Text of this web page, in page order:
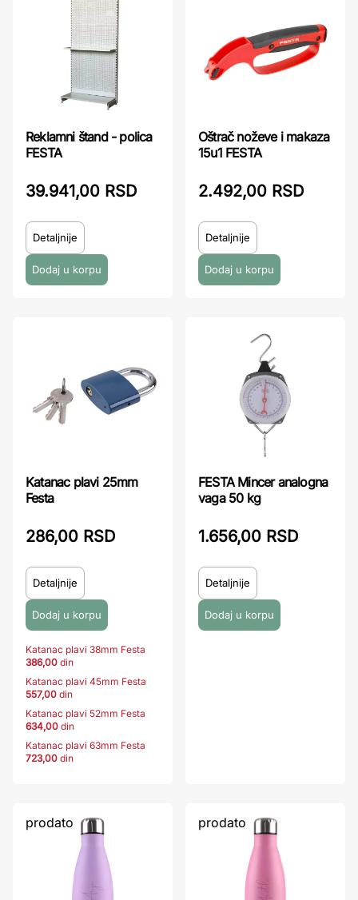
Reklamni štand - polica
FESTA
39.941,00 RSD
Detaljnije
Oštrač noževe i makaza
15u1 FESTA
2.492,00 RSD
Detaljnije
Katanac plavi 25mm
Festa
286,00 RSD
Detaljnije
Katanac plavi 38mm Festa
386,00 din
Katanac plavi 45mm Festa
557,00 din
Katanac plavi 52mm Festa
634,00 din
Katanac plavi 63mm Festa
723,00 din
FESTA Mincer analogna
vaga 50 kg
1.656,00 RSD
Detaljnije
prodato prodato